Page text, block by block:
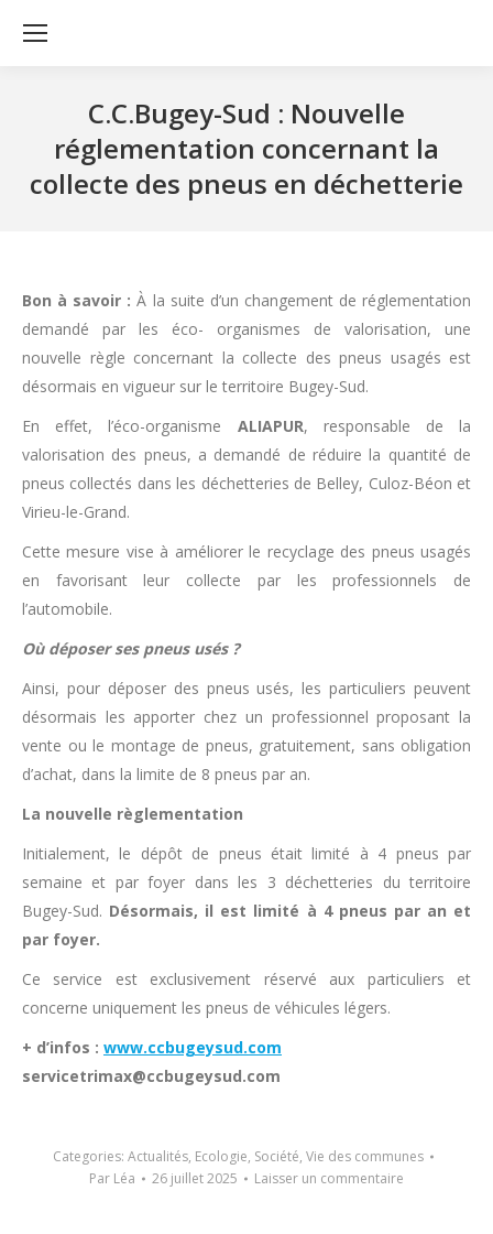
C.C.Bugey-Sud : Nouvelle
réglementation concernant la
collecte des pneus en déchetterie
Bon à savoir : À la suite d’un changement de réglementation
demandé par les éco- organismes de valorisation, une
nouvelle règle concernant la collecte des pneus usagés est
désormais en vigueur sur le territoire Bugey-Sud.
En effet, l’éco-organisme ALIAPUR, responsable de la
valorisation des pneus, a demandé de réduire la quantité de
pneus collectés dans les déchetteries de Belley, Culoz-Béon et
Virieu-le-Grand.
Cette mesure vise à améliorer le recyclage des pneus usagés
en favorisant leur collecte par les professionnels de
l’automobile.
Où déposer ses pneus usés ?
Ainsi, pour déposer des pneus usés, les particuliers peuvent
désormais les apporter chez un professionnel proposant la
vente ou le montage de pneus, gratuitement, sans obligation
d’achat, dans la limite de 8 pneus par an.
La nouvelle règlementation
Initialement, le dépôt de pneus était limité à 4 pneus par
semaine et par foyer dans les 3 déchetteries du territoire
Bugey-Sud. Désormais, il est limité à 4 pneus par an et
par foyer.
Ce service est exclusivement réservé aux particuliers et
concerne uniquement les pneus de véhicules légers.
+ d’infos : www.ccbugeysud.com
servicetrimax@ccbugeysud.com
Categories: Actualités, Ecologie, Société, Vie des communes
Par Léa 26 juillet 2025 Laisser un commentaire